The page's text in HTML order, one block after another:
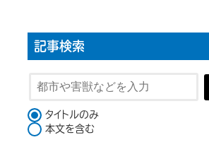
記事検索
検索対象
タイトルのみ
本文を含む